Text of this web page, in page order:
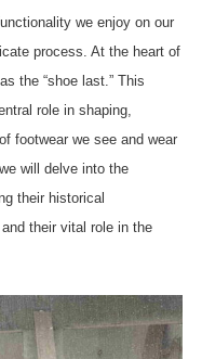
we enjoy on our
process. At the heart of
the “shoe last.” This
role in shaping,
footwear we see and wear
will delve into the
their historical
their vital role in the